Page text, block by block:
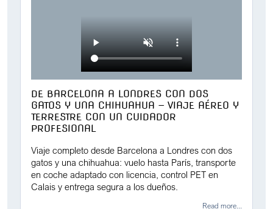
DE BARCELONA A LONDRES CON DOS
GATOS Y UNA CHIHUAHUA — VIAJE AÉREO Y
TERRESTRE CON UN CUIDADOR
PROFESIONAL
Viaje completo desde Barcelona a Londres con dos
gatos y una chihuahua: vuelo hasta París, transporte
en coche adaptado con licencia, control PET en
Calais y entrega segura a los dueños.
Read more...